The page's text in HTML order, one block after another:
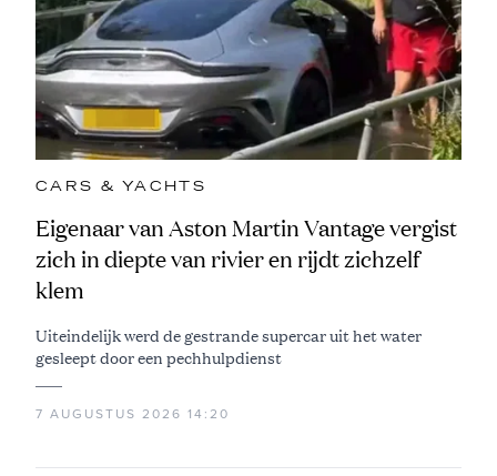
CARS & YACHTS
Eigenaar van Aston Martin Vantage vergist
zich in diepte van rivier en rijdt zichzelf
klem
Uiteindelijk werd de gestrande supercar uit het water
gesleept door een pechhulpdienst
7 AUGUSTUS 2026 14:20